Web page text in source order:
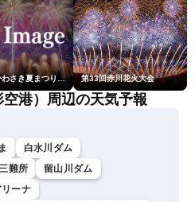
第54回かわさき夏まつり花火大会「おらが自慢のでっかい花火」 第33回赤川花火大会
港）周辺の天気予報
白水川ダム
難所
留山川ダム
ーナ